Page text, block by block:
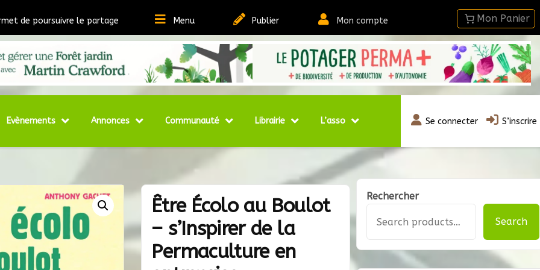
de poursuivre le partage Menu Publier Mon compte
Ressources sur la Permaculture
Evènements Annonces Communauté Librairie L’asso Se connecter S’inscrire
Être Écolo au Boulot
– s’Inspirer de la
Permaculture en
Rechercher
Search